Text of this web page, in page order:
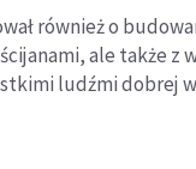
również o
ale także z
ludźmi dobrej